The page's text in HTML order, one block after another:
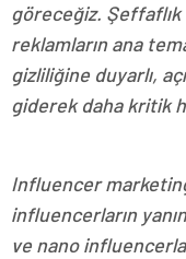
göreceğiz.
reklamların ana
gizliliğine duyarlı,
giderek daha kritik
Influencer
influencerların
ve nano